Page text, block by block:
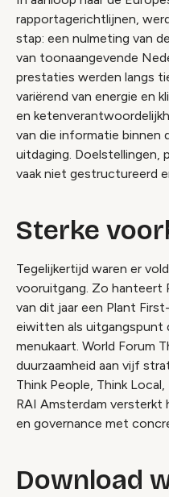
rapportagerichtlijnen,
stap: een nulmeting van
van toonaangevende
prestaties werden langs
variërend van energie en
en
van die informatie binnen
uitdaging. Doelstellingen,
vaak niet gestructureerd
Sterke
Tegelijkertijd waren er
vooruitgang. Zo hanteert
van dit jaar een Plant
eiwitten als uitgangspunt
menukaart. World Forum
duurzaamheid aan vijf
Think People, Think
RAI Amsterdam versterkt
en governance met
Download